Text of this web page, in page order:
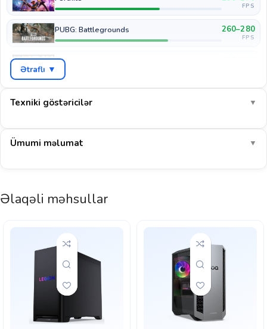
FPS
PUBG: Battlegrounds 260–280
FPS
GTA V
FPS
Bu konfiqurasiya 1080p rezolyusiyada ən ağır AAA oyunları belə
ultra ayarlarda rahat işlədir (~172 FPS). E-idman oyunlarında 350+
32 GB RAM: multitasking əla
Göstərilən dəyərlər müstəqil benchmark nəticələrinin ortalamasına əsaslanan təxmini
aralıqlardır (yüksək ayarlar, DLSS/FSR olmadan). Real nəticə sistem konfiqurasiyası,
sürücü versiyası və oyunun özündən asılı olaraq dəyişə bilər.
Ətraflı ▼
Texniki göstəricilər ▼
Ümumi məlumat ▼
Əlaqəli məhsullar